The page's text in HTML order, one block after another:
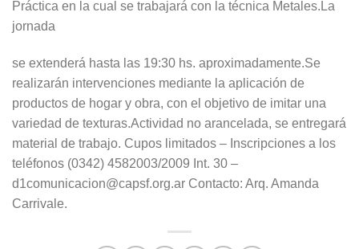
Práctica en la cual se trabajará con la técnica Metales.La
jornada
se extenderá hasta las 19:30 hs. aproximadamente.Se
realizarán intervenciones mediante la aplicación de
productos de hogar y obra, con el objetivo de imitar una
variedad de texturas.Actividad no arancelada, se entregará
material de trabajo. Cupos limitados – Inscripciones a los
teléfonos (0342) 4582003/2009 Int. 30 –
d1comunicacion@capsf.org.ar Contacto: Arq. Amanda
Carrivale.